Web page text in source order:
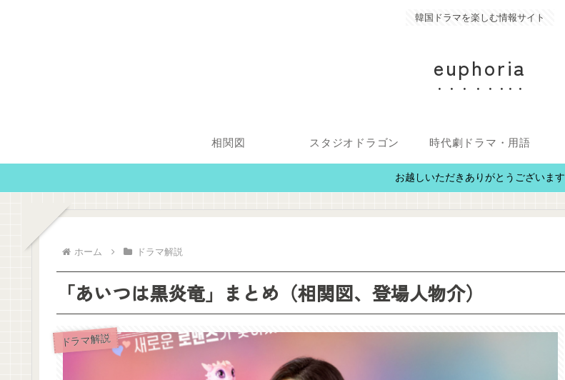
韓国ドラマを楽しむ情報サイト
euphoria
相関図 スタジオドラゴン 時代劇ドラマ・用語
お越しいただきありがとうございます
ホーム ドラマ解説
「あいつは黒炎竜」まとめ（相関図、登場人物介）
ドラマ解説